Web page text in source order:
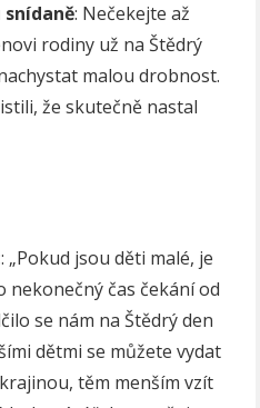
snídaně: Nečekejte až
rodiny už na Štědrý
malou drobnost.
že skutečně nastal
: „Pokud jsou děti malé, je
čas čekání od
se nám na Štědrý den
dětmi se můžete vydat
těm menším vzít